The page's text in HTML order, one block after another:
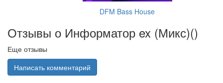
DFM Bass House
Отзывы о Информатор ex (Микс)()
Еще отзывы
Написать комментарий